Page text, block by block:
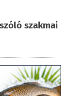
szakmai